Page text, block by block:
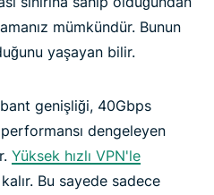
mümkündür. Bunun
yaşayan bilir.
bant genişliği, 40Gbps
dengeleyen
Yüksek hızlı VPN'le
Bu sayede sadece